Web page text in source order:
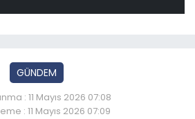
GÜNDEM
: 11 Mayıs 2026 07:08
: 11 Mayıs 2026 07:09